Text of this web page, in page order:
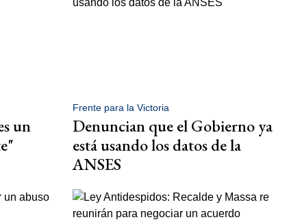
un
Frente para la Victoria
Denuncian que el Gobierno ya
está usando los datos de la
ANSES